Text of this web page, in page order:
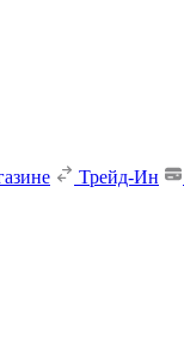
Трейд-Ин